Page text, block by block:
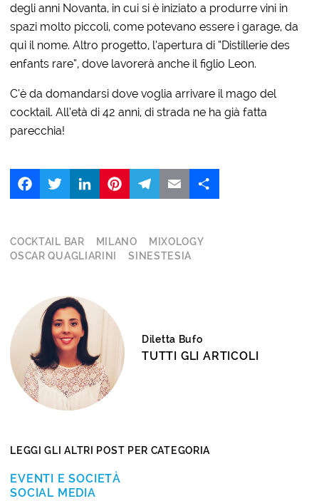
degli anni Novanta, in cui si è iniziato a produrre vini in
spazi molto piccoli, come potevano essere i garage, da
qui il nome. Altro progetto, l’apertura di “Distillerie des
enfants rare”, dove lavorerà anche il figlio Leon.
C’è da domandarsi dove voglia arrivare il mago del
cocktail. All’età di 42 anni, di strada ne ha già fatta
parecchia!
FacebookTwitter LinkedIn
COCKTAIL BAR MILANO
MIXOLOGY
OSCAR QUAGLIARINI
SINESTESIA
Diletta Bufo
TUTTI GLI ARTICOLI
LEGGI GLI ALTRI POST PER CATEGORIA
EVENTI E SOCIETÀ
SOCIAL MEDIA